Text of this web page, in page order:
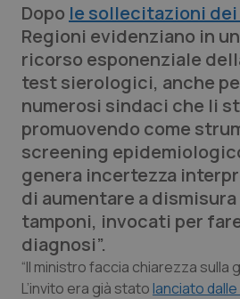
Lettere al direttore
Edizioni Regionali
QS Pro
Professionisti Sanitari.AI
Abruzzo
Basilicata
QS Pro Gold
Artrite & artrosi
QS Club Newsletter
Dopo le sollecitazioni
Regioni evidenziano in
ricorso esponenziale
test sierologici, anche
numerosi sindaci che li
promuovendo come
screening
genera incertezza
di aumentare a
tamponi, invocati per
diagnosi”.
“Il ministro faccia chiarezza sulla
L’invito era già statolanciato